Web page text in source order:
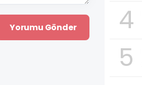
4
5